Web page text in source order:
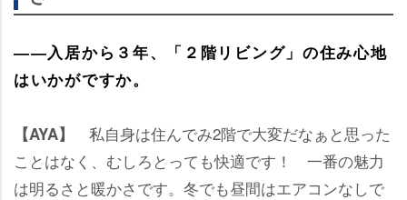
――入居から３年、「２階リビング」の住み心地
はいかがですか。
【AYA】
私自身は住んでみ2階で大変だなぁと思った
ことはなく、むしろとっても快適です！ 一番の魅力
は明るさと暖かさです。冬でも昼間はエアコンなしで